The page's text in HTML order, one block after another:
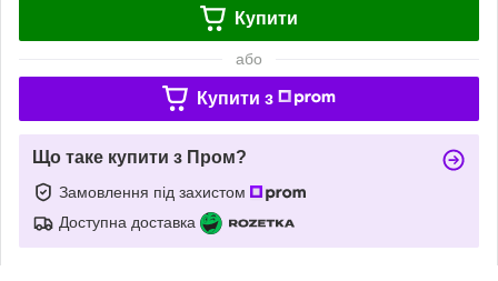
Купити
або
Купити з
Що таке купити з Пром?
Замовлення під захистом
Доступна доставка